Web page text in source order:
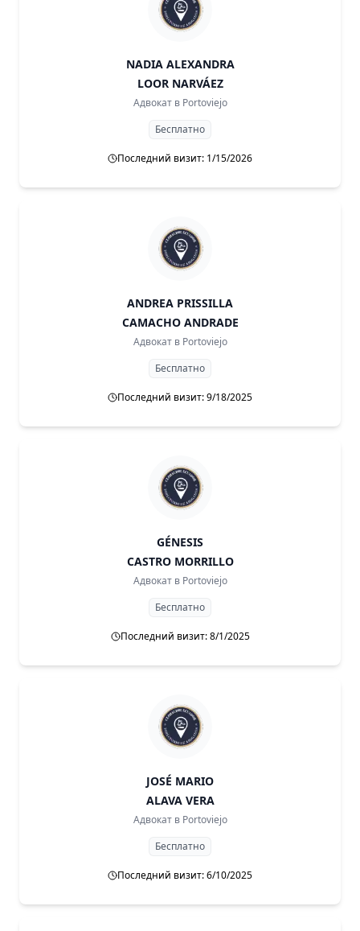
NADIA ALEXANDRA
LOOR NARVÁEZ
Адвокат в Portoviejo
Бесплатно
Последний визит: 1/15/2026
ANDREA PRISSILLA
CAMACHO ANDRADE
Адвокат в Portoviejo
Бесплатно
Последний визит: 9/18/2025
GÉNESIS
CASTRO MORRILLO
Адвокат в Portoviejo
Бесплатно
Последний визит: 8/1/2025
JOSÉ MARIO
ALAVA VERA
Адвокат в Portoviejo
Бесплатно
Последний визит: 6/10/2025